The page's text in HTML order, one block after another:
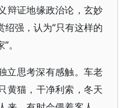
辩证地缘政治论，玄妙
强，认为“只有这样的
。
立思考深有感触。车老
黄猫，干净利索，冬天